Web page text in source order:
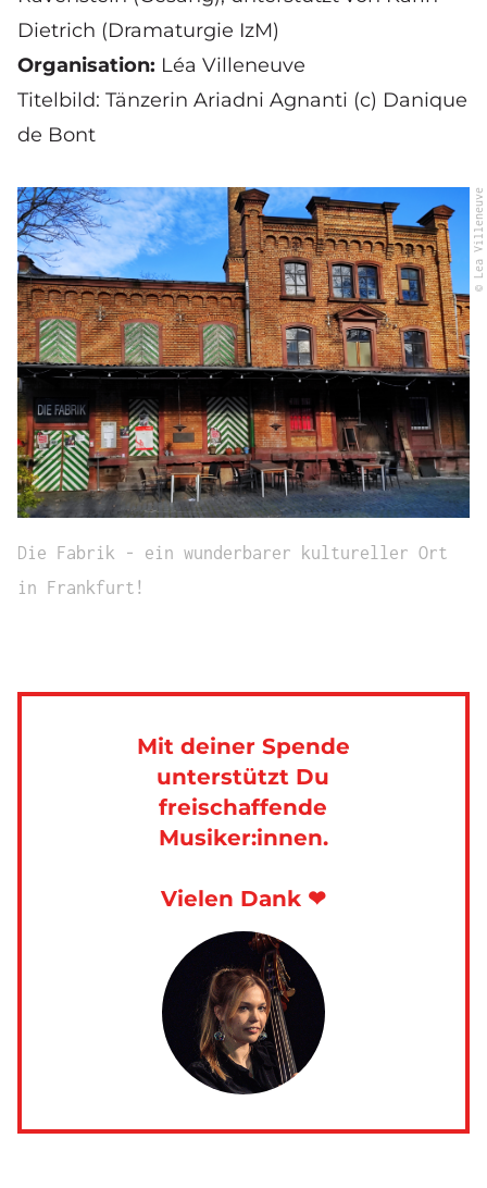
Dietrich (Dramaturgie IzM)
Organisation: Léa Villeneuve
Titelbild: Tänzerin Ariadni Agnanti (c) Danique
de Bont
Die Fabrik - ein wunderbarer kultureller Ort
in Frankfurt!
© Lea Villeneuve
Mit deiner Spende
unterstützt Du
freischaffende
Musiker:innen.
Vielen Dank ❤